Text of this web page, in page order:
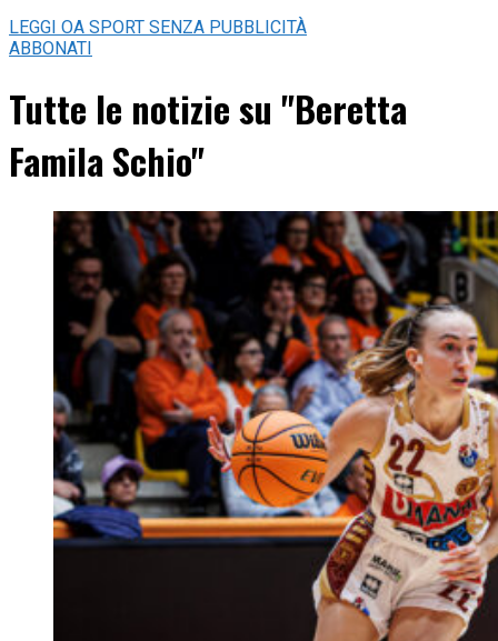
LEGGI OA SPORT SENZA PUBBLICITÀ
ABBONATI
Tutte le notizie su "Beretta
Famila Schio"